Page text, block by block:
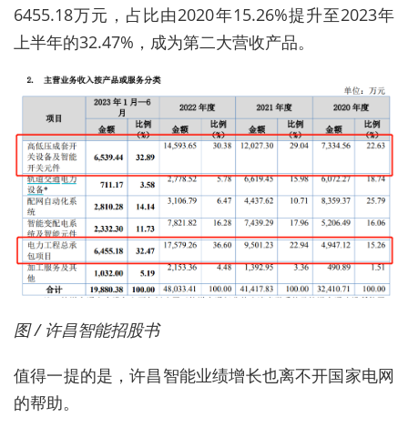
6455.18万元，占比由2020年15.26%提升至2023年
上半年的32.47%，成为第二大营收产品。
图 / 许昌智能招股书
值得一提的是，许昌智能业绩增长也离不开国家电网
的帮助。